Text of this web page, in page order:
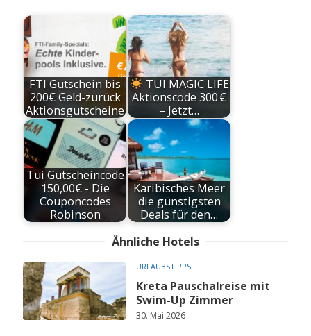
FTI Gutschein bis
200€ Geld-zurück
Aktionsgutscheine
TUI MAGIC LIFE
Aktionscode 300 €
– Jetzt…
Tui Gutscheincode
150,00€ - Die
Couponcodes
Robinson
Karibisches Meer
die günstigsten
Deals für den…
Ähnliche Hotels
URLAUBSTIPPS
Kreta Pauschalreise mit
Swim-Up Zimmer
30. Mai 2026